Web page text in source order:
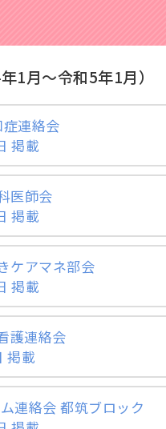
1月～令和5年1月）
連絡会
掲載
医師会
掲載
ケアマネ部会
掲載
護連絡会
掲載
連絡会 都筑ブロック